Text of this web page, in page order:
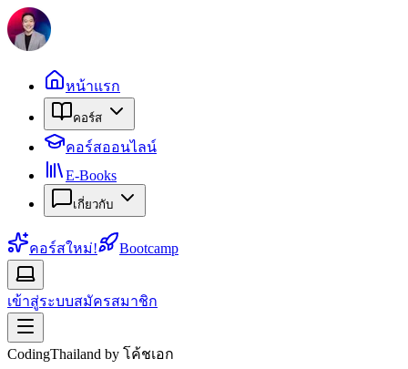
หน้าแรก
คอร์ส
คอร์สออนไลน์
E-Books
เกี่ยวกับ
คอร์สใหม่! Bootcamp
เข้าสู่ระบบสมัครสมาชิก
CodingThailand by โค้ชเอก